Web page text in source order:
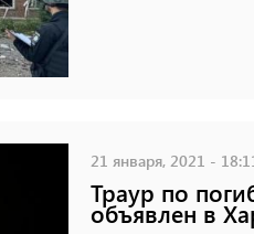
21 января, 2021 -
Траур по
объявлен в